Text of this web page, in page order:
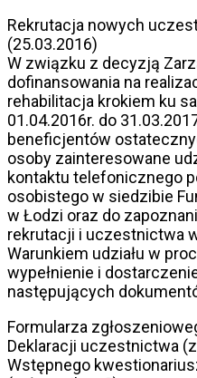
Rekrutacja nowych
(25.03.2016)
W związku z decyzją
dofinansowania na
rehabilitacja krokiem ku
01.04.2016r. do
beneficjentów
osoby zainteresowane
kontaktu telefonicznego
osobistego w siedzibie
w Łodzi oraz do
rekrutacji i uczestnictwa
Warunkiem udziału w
wypełnienie i
następujących
Formularza
Deklaracji uczestnictwa
Wstępnego